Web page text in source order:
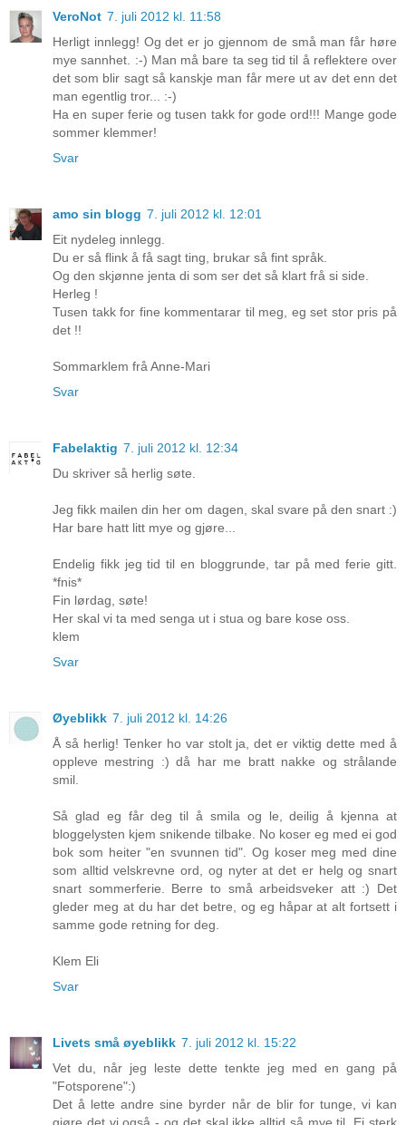
VeroNot 7. juli 2012 kl. 11:58
Herligt innlegg! Og det er jo gjennom de små man får høre
mye sannhet. :-) Man må bare ta seg tid til å reflektere over
det som blir sagt så kanskje man får mere ut av det enn det
man egentlig tror... :-)
Ha en super ferie og tusen takk for gode ord!!! Mange gode
sommer klemmer!
Svar
amo sin blogg 7. juli 2012 kl. 12:01
Eit nydeleg innlegg.
Du er så flink å få sagt ting, brukar så fint språk.
Og den skjønne jenta di som ser det så klart frå si side.
Herleg !
Tusen takk for fine kommentarar til meg, eg set stor pris på
det !!
Sommarklem frå Anne-Mari
Svar
Fabelaktig 7. juli 2012 kl. 12:34
Du skriver så herlig søte.
Jeg fikk mailen din her om dagen, skal svare på den snart :)
Har bare hatt litt mye og gjøre...
Endelig fikk jeg tid til en bloggrunde, tar på med ferie gitt.
*fnis*
Fin lørdag, søte!
Her skal vi ta med senga ut i stua og bare kose oss.
klem
Svar
Øyeblikk 7. juli 2012 kl. 14:26
Å så herlig! Tenker ho var stolt ja, det er viktig dette med å
oppleve mestring :) då har me bratt nakke og strålande
smil.
Så glad eg får deg til å smila og le, deilig å kjenna at
bloggelysten kjem snikende tilbake. No koser eg med ei god
bok som heiter "en svunnen tid". Og koser meg med dine
som alltid velskrevne ord, og nyter at det er helg og snart
snart sommerferie. Berre to små arbeidsveker att :) Det
gleder meg at du har det betre, og eg håpar at alt fortsett i
samme gode retning for deg.
Klem Eli
Svar
Livets små øyeblikk 7. juli 2012 kl. 15:22
Vet du, når jeg leste dette tenkte jeg med en gang på
"Fotsporene":)
Det å lette andre sine byrder når de blir for tunge, vi kan